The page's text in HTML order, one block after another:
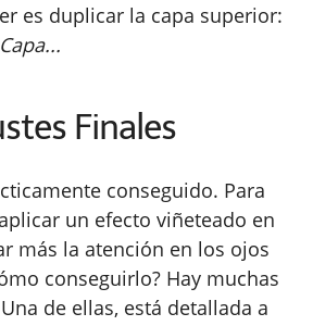
es duplicar la capa superior:
Finales
conseguido. Para
un efecto viñeteado en
más la atención en los ojos
conseguirlo? Hay muchas
de ellas, está detallada a